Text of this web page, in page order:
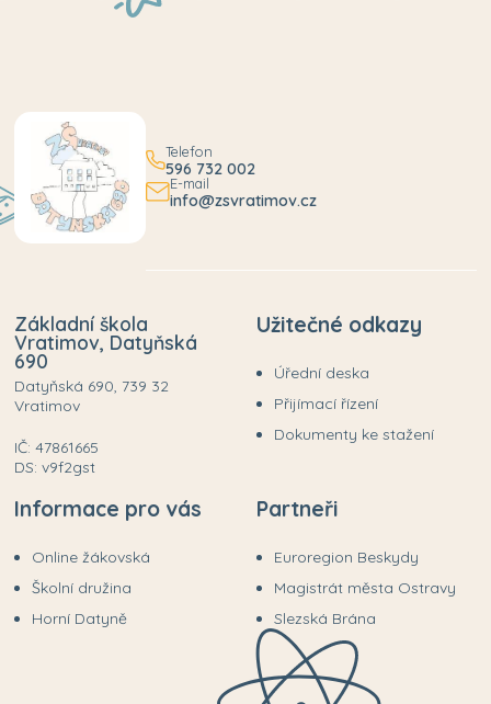
Telefon
596 732 002
E-mail
info@zsvratimov.cz
Základní škola
Vratimov, Datyňská
690
Datyňská 690, 739 32
Vratimov
IČ: 47861665
DS: v9f2gst
Užitečné odkazy
Úřední deska
Přijímací řízení
Dokumenty ke stažení
Informace pro vás
Online žákovská
Školní družina
Horní Datyně
Partneři
Euroregion Beskydy
Magistrát města Ostravy
Slezská Brána